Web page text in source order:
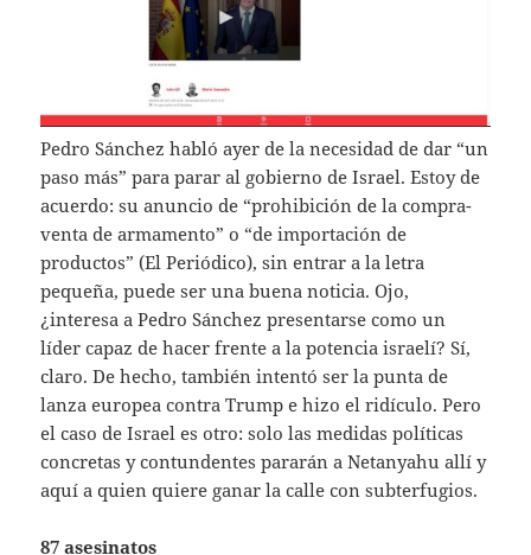
Pedro Sánchez habló ayer de la necesidad de dar “un
paso más” para parar al gobierno de Israel. Estoy de
acuerdo: su anuncio de “prohibición de la compra-
venta de armamento” o “de importación de
productos” (El Periódico), sin entrar a la letra
pequeña, puede ser una buena noticia. Ojo,
¿interesa a Pedro Sánchez presentarse como un
líder capaz de hacer frente a la potencia israelí? Sí,
claro. De hecho, también intentó ser la punta de
lanza europea contra Trump e hizo el ridículo. Pero
el caso de Israel es otro: solo las medidas políticas
concretas y contundentes pararán a Netanyahu allí y
aquí a quien quiere ganar la calle con subterfugios.
87 asesinatos